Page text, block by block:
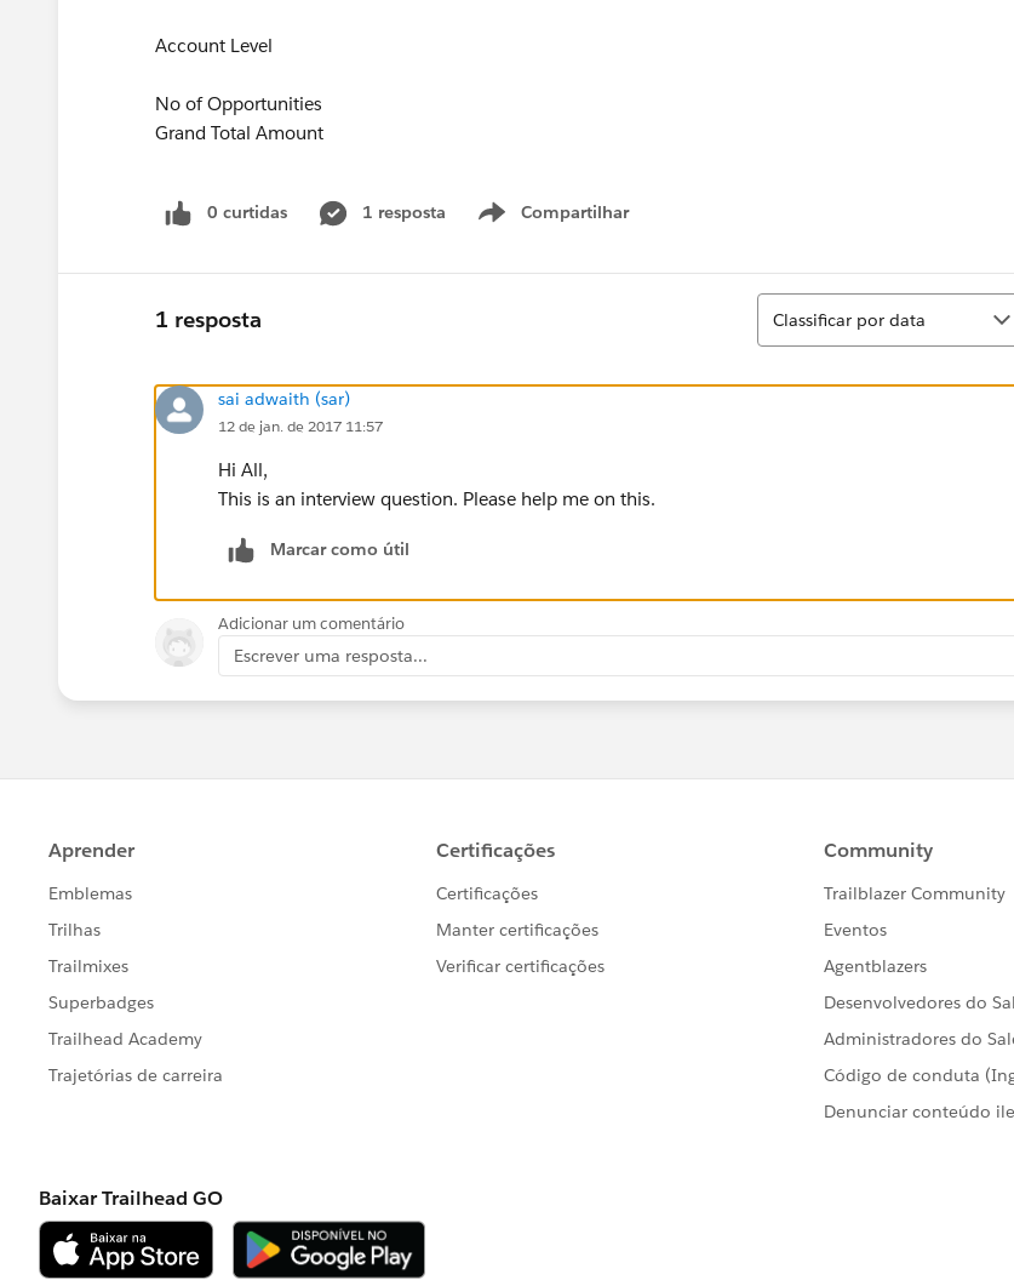
Account Level
No of Opportunities
Grand Total Amount
0 curtidas 1 resposta Compartilhar
Show menu
1 resposta
Classificar
Classificar por data
sai adwaith (sar)
12 de jan. de 2017 11:57
Hi All,
This is an interview question. Please help me on this.
Marcar como útil
Adicionar um comentário
Escrever uma resposta...